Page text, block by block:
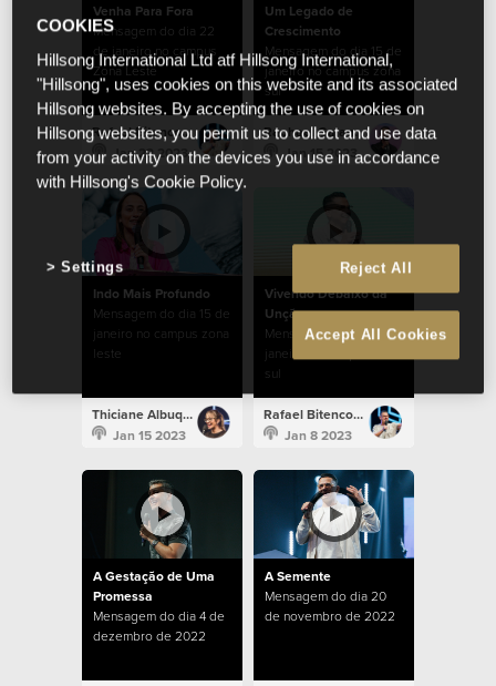
Venha Para Fora
Mensagem do dia 22
de janeiro no campus
Zona Leste
Rafael Bitencourt
Jan 22 2023
Um Legado de
Crescimento
Mensagem do dia 15 de
janeiro no campus zona
sul
Raphael Galante
Jan 15 2023
Indo Mais Profundo
Mensagem do dia 15 de
janeiro no campus zona
leste
Thiciane Albuquerque
Jan 15 2023
Vivendo Debaixo da
Unção
Mensagem do dia 8 de
janeiro no campus zona
sul
Rafael Bitencourt
Jan 8 2023
A Gestação de Uma
Promessa
Mensagem do dia 4 de
dezembro de 2022
A Semente
Mensagem do dia 20
de novembro de 2022
COOKIES
Hillsong International Ltd atf Hillsong International,
"Hillsong", uses cookies on this website and its associated
Hillsong websites. By accepting the use of cookies on
Hillsong websites, you permit us to collect and use data
from your activity on the devices you use in accordance
with Hillsong's Cookie Policy.
Reject All
Accept All Cookies
Settings